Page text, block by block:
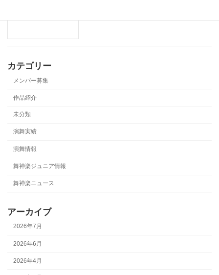
カテゴリー
メンバー募集
作品紹介
未分類
演舞実績
演舞情報
舞神楽ジュニア情報
舞神楽ニュース
アーカイブ
2026年7月
2026年6月
2026年4月